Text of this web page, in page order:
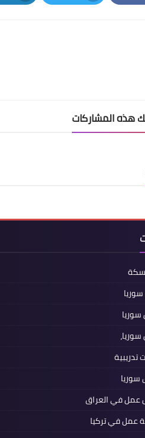
Twitter
هذه المشاركات
تدريبية
في العراق
عمل في تركيا